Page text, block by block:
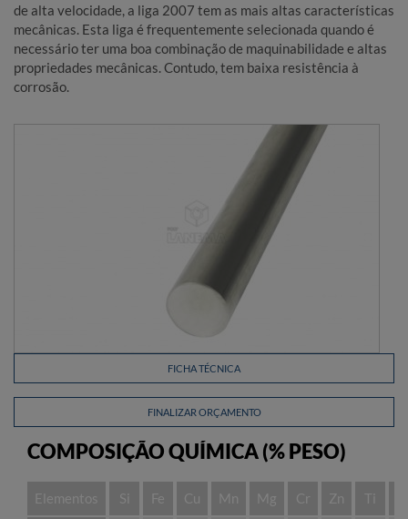
de alta velocidade, a liga 2007 tem as mais altas características
mecânicas. Esta liga é frequentemente selecionada quando é
necessário ter uma boa combinação de maquinabilidade e altas
propriedades mecânicas. Contudo, tem baixa resistência à
corrosão.
FICHA TÉCNICA
FINALIZAR ORÇAMENTO
COMPOSIÇÃO QUÍMICA (% PESO)
Elementos Si Fe Cu Mn Mg Cr Zn Ti